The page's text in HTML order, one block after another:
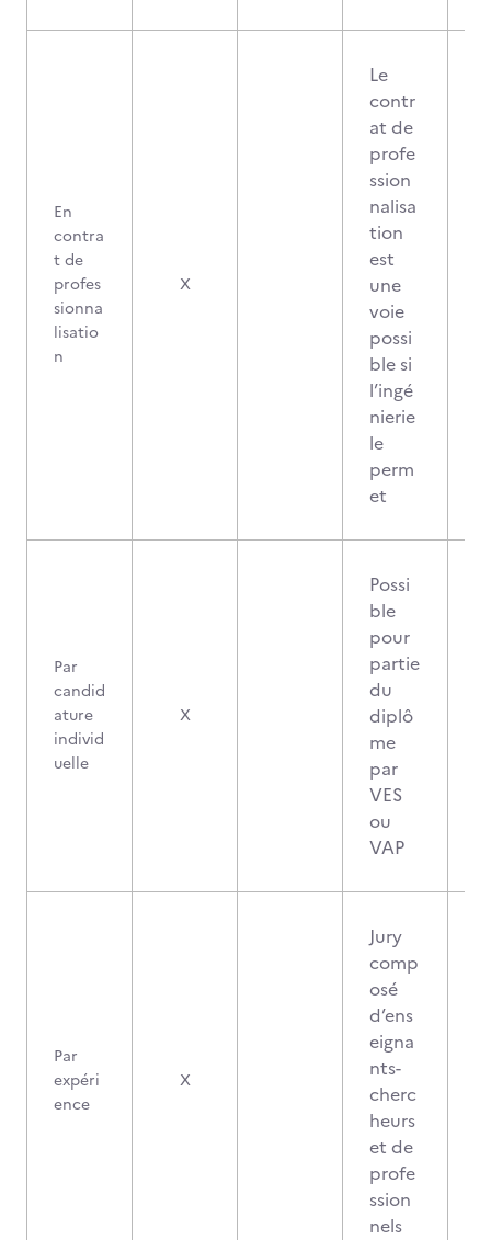
En
contra
t de
profes
sionna
lisatio
n
X
Le
contr
at de
profe
ssion
nalisa
tion
est
une
voie
possi
ble si
l’ingé
nierie
le
perm
et
Par
candid
ature
individ
uelle
X
Possi
ble
pour
partie
du
diplô
me
par
VES
ou
VAP
Par
expéri
ence
X
Jury
comp
osé
d’ens
eigna
nts-
cherc
heurs
et de
profe
ssion
nels